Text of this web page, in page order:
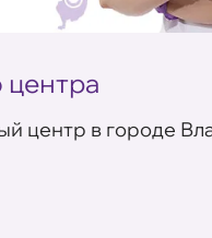
центр в городе